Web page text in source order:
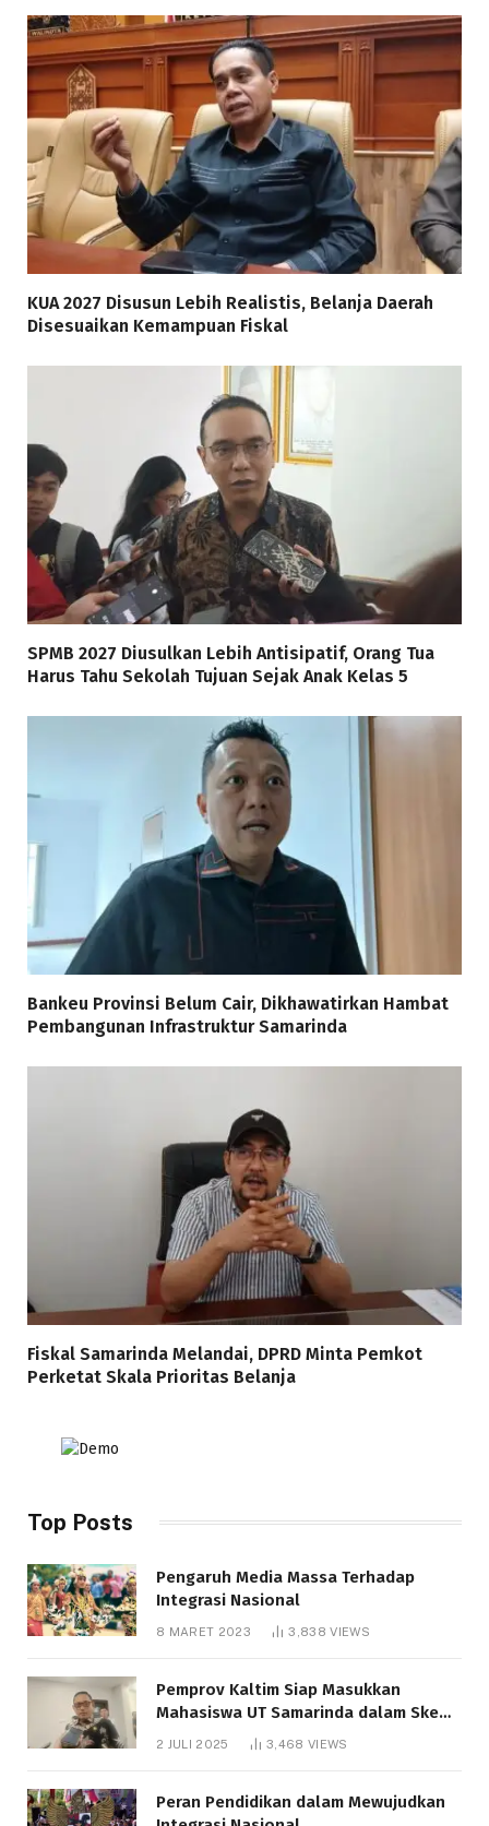
KUA 2027 Disusun Lebih Realistis, Belanja Daerah
Disesuaikan Kemampuan Fiskal
SPMB 2027 Diusulkan Lebih Antisipatif, Orang Tua
Harus Tahu Sekolah Tujuan Sejak Anak Kelas 5
Bankeu Provinsi Belum Cair, Dikhawatirkan Hambat
Pembangunan Infrastruktur Samarinda
Fiskal Samarinda Melandai, DPRD Minta Pemkot
Perketat Skala Prioritas Belanja
Top Posts
Pengaruh Media Massa Terhadap
Integrasi Nasional
8 MARET 2023 3,838VIEWS
Pemprov Kaltim Siap Masukkan
Mahasiswa UT Samarinda dalam Skema
Bantuan Pendidikan Gratispol
2 JULI 2025 3,468 VIEWS
Peran Pendidikan dalam Mewujudkan